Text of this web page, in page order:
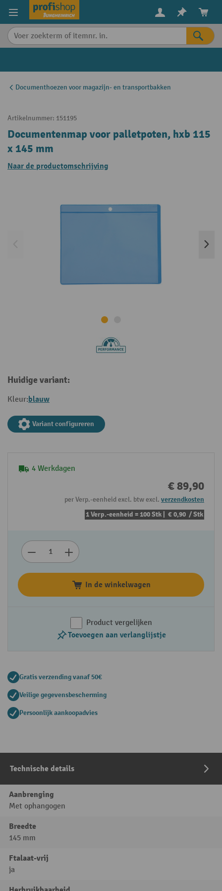
content
Documenthoezen voor magazijn- en transportbakken
Artikelnummer: 151195
Documentenmap voor palletpoten, hxb 115
x 145 mm
Naar de productomschrijving
Huidige variant:
Kleur:blauw
Variant configureren
4 Werkdagen
€ 89,90
per Verp.-eenheid excl. btw excl. verzendkosten
1 Verp.-eenheid = 100 Stk | € 0,90 / Stk
In de winkelwagen
Product vergelijken
Toevoegen aan verlanglijstje
Gratis verzending vanaf 50€
Veilige gegevensbescherming
Persoonlijk aankoopadvies
Technische details
Aanbrenging
Met ophangogen
Breedte
145 mm
Ftalaat-vrij
ja